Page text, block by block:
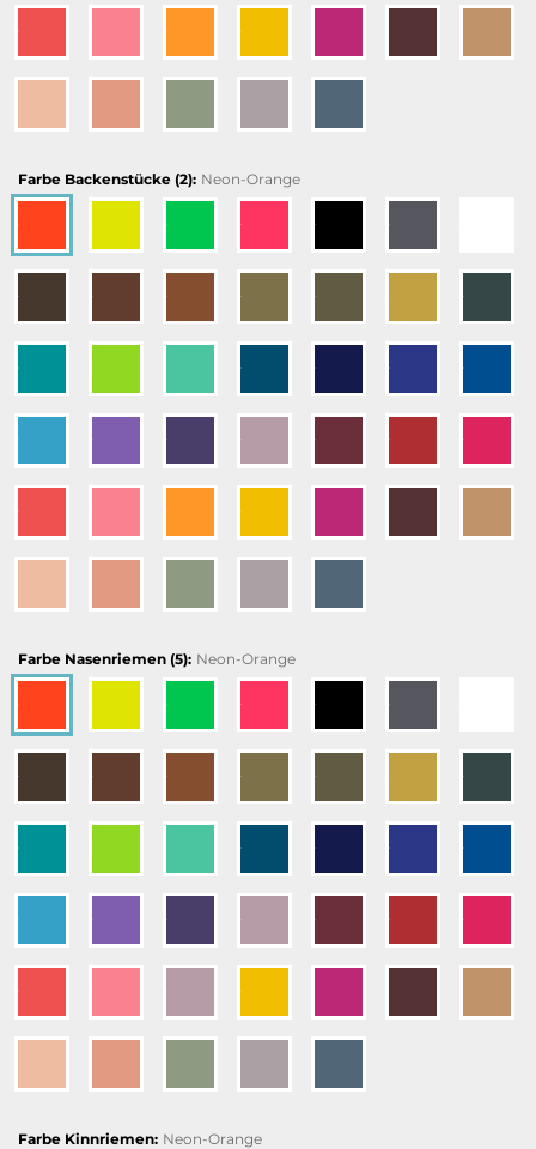
Farbe Backenstücke (2): Neon-Orange
Farbe Nasenriemen (5): Neon-Orange
Farbe Kinnriemen: Neon-Orange